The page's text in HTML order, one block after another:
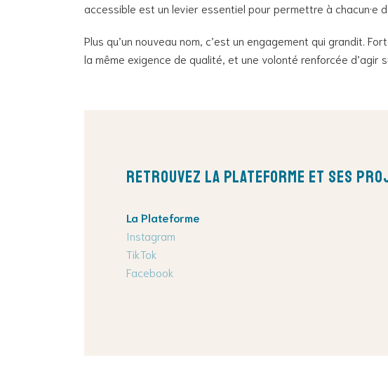
accessible est un levier essentiel pour permettre à chacun·e
Plus qu’un nouveau nom, c’est un engagement qui grandit.
la même exigence de qualité, et une volonté renforcée d’agir
Retrouvez La Plateforme et ses
La Plateforme
Instagram
TikTok
Facebook